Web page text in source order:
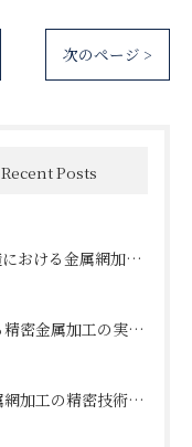
次のページ >
Recent Posts
高精度フィルター製造における金属網加工の最前線
多様な業界に対応する精密金属加工の実績と技術
熟練職人が支える金属網加工の精密技術と柔軟対応